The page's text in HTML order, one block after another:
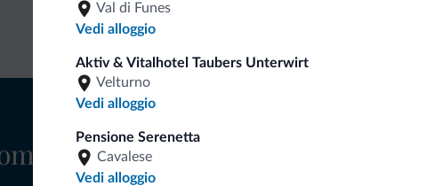
Val di Funes
Vedi alloggio
Aktiv & Vitalhotel Taubers Unterwirt
Velturno
Vedi alloggio
Pensione Serenetta
Cavalese
Vedi alloggio